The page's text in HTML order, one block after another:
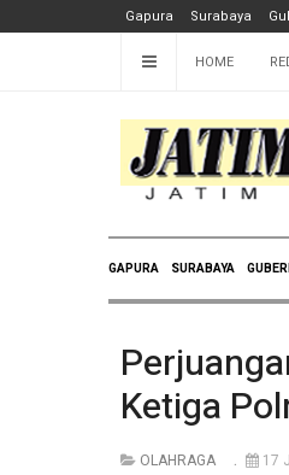
Gapura Surabaya
HOME
GAPURA SURABAYA
Ketiga
OLAHRAGA 17